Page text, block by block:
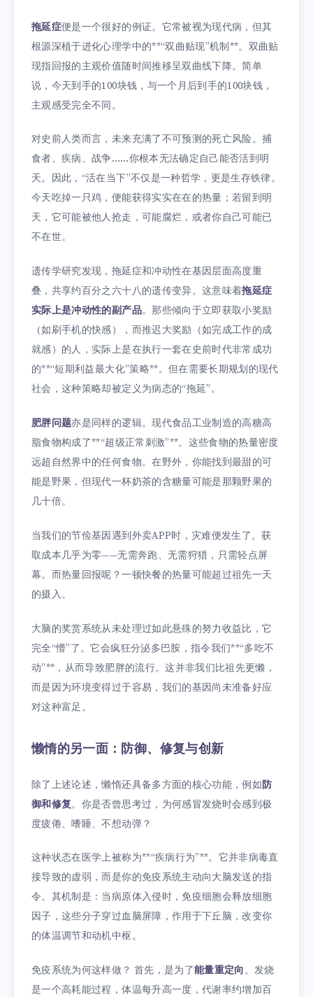
拖延症便是一个很好的例证。它常被视为现代病，但其
根源深植于进化心理学中的**“双曲贴现”机制**。双曲贴
现指回报的主观价值随时间推移呈双曲线下降。简单
说，今天到手的100块钱，与一个月后到手的100块钱，
主观感受完全不同。
对史前人类而言，未来充满了不可预测的死亡风险。捕
食者、疾病、战争……你根本无法确定自己能否活到明
天。因此，“活在当下”不仅是一种哲学，更是生存铁律。
今天吃掉一只鸡，便能获得实实在在的热量；若留到明
天，它可能被他人抢走，可能腐烂，或者你自己可能已
不在世。
遗传学研究发现，拖延症和冲动性在基因层面高度重
叠，共享约百分之六十八的遗传变异。这意味着拖延症
实际上是冲动性的副产品。那些倾向于立即获取小奖励
（如刷手机的快感），而推迟大奖励（如完成工作的成
就感）的人，实际上是在执行一套在史前时代非常成功
的**“短期利益最大化”策略**。但在需要长期规划的现代
社会，这种策略却被定义为病态的“拖延”。
肥胖问题亦是同样的逻辑。现代食品工业制造的高糖高
脂食物构成了**“超级正常刺激”**。这些食物的热量密度
远超自然界中的任何食物。在野外，你能找到最甜的可
能是野果，但现代一杯奶茶的含糖量可能是那颗野果的
几十倍。
当我们的节俭基因遇到外卖APP时，灾难便发生了。获
取成本几乎为零——无需奔跑、无需狩猎，只需轻点屏
幕。而热量回报呢？一顿快餐的热量可能超过祖先一天
的摄入。
大脑的奖赏系统从未处理过如此悬殊的努力收益比，它
完全“懵”了。它会疯狂分泌多巴胺，指令我们**“多吃不
动”**，从而导致肥胖的流行。这并非我们比祖先更懒，
而是因为环境变得过于容易，我们的基因尚未准备好应
对这种富足。
懒惰的另一面：防御、修复与创新
除了上述论述，懒惰还具备多方面的核心功能，例如防
御和修复。你是否曾思考过，为何感冒发烧时会感到极
度疲倦、嗜睡、不想动弹？
这种状态在医学上被称为**“疾病行为”**。它并非病毒直
接导致的虚弱，而是你的免疫系统主动向大脑发送的指
令。其机制是：当病原体入侵时，免疫细胞会释放细胞
因子，这些分子穿过血脑屏障，作用于下丘脑，改变你
的体温调节和动机中枢。
免疫系统为何这样做？ 首先，是为了能量重定向。发烧
是一个高耗能过程，体温每升高一度，代谢率约增加百